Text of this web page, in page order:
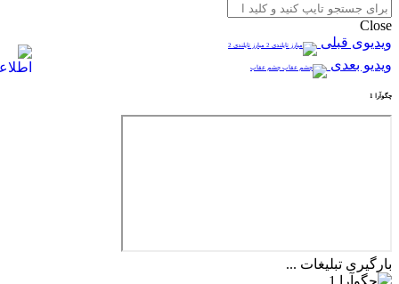
Close
ویدیوی قبلی
مبارز تایلندی 2
ویدیو بعدی چشم عقاب
چگوآرا 1
بارگیری تبلیغات ...